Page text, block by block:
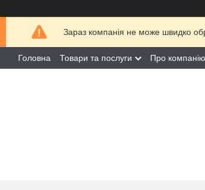
Зараз компанія не може швидко
Головна Товари та послуги Про компанію